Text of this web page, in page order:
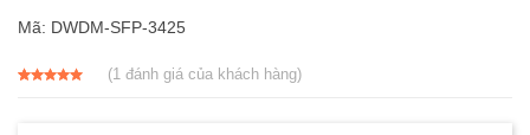
Mã: DWDM-SFP-3425
(1đánh giá của khách hàng)